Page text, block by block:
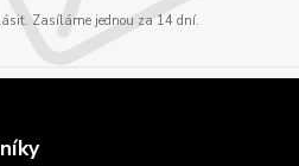
Zasíláme jednou za 14 dní.